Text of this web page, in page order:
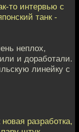
то интервью с
танк -
неплох,
и доработали.
линейку с
разработка,